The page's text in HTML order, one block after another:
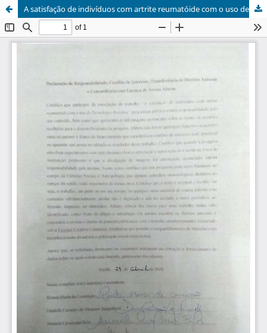
A satisfação de indivíduos com artrite reumatóide com o uso de tecnologia assistiva/The satisfaction individuals with reumathoid artritis and assistive technology usage